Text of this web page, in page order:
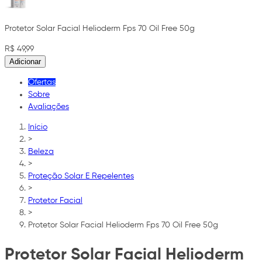
Protetor Solar Facial Helioderm Fps 70 Oil Free 50g
R$ 49,99
Adicionar
Ofertas
Sobre
Avaliações
Início
>
Beleza
>
Proteção Solar E Repelentes
>
Protetor Facial
>
Protetor Solar Facial Helioderm Fps 70 Oil Free 50g
Protetor Solar Facial Helioderm